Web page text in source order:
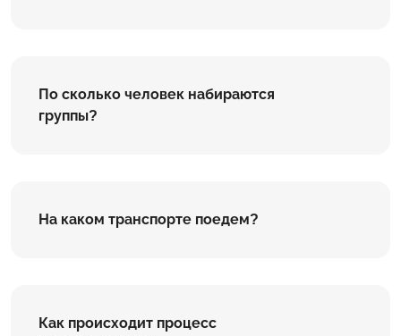
По сколько человек набираются
группы?
На каком транспорте поедем?
Как происходит процесс